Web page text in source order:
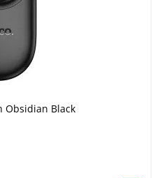
Obsidian Black